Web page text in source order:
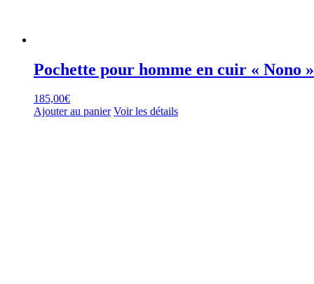
Pochette pour homme en cuir « Nono »
185,00€
Ajouter au panier Voir les détails